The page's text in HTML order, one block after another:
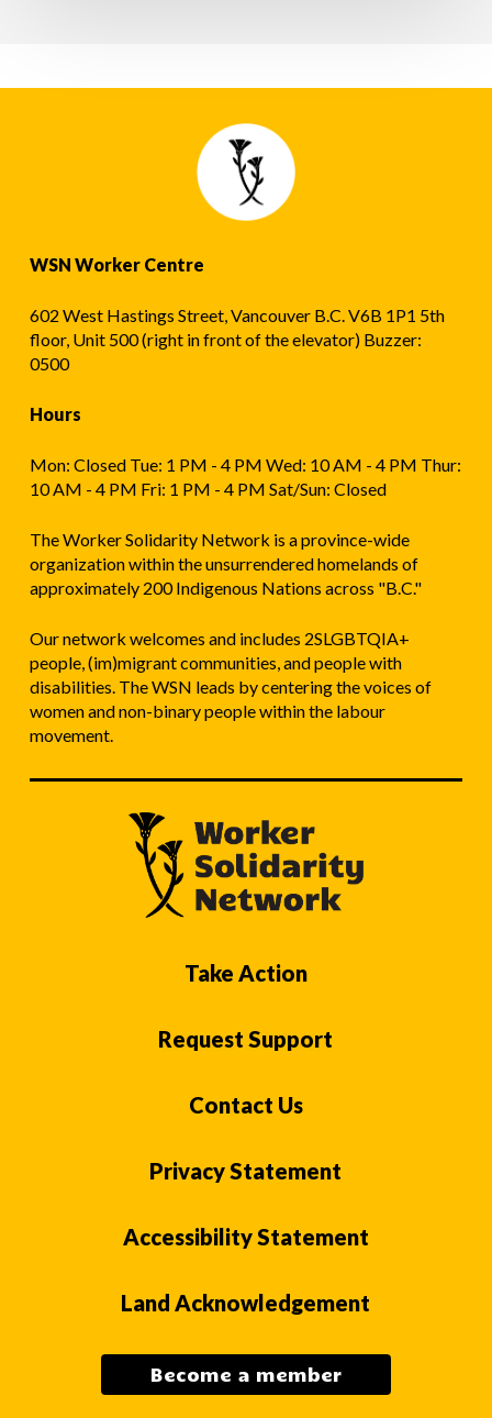
WSN Worker Centre
602 West Hastings Street, Vancouver B.C. V6B 1P1 5th
floor, Unit 500 (right in front of the elevator) Buzzer:
0500
Hours
Mon: Closed Tue: 1 PM - 4 PM Wed: 10 AM - 4 PM Thur:
10 AM - 4 PM Fri: 1 PM - 4 PM Sat/Sun: Closed
The Worker Solidarity Network is a province-wide
organization within the unsurrendered homelands of
approximately 200 Indigenous Nations across "B.C."
Our network welcomes and includes 2SLGBTQIA+
people, (im)migrant communities, and people with
disabilities. The WSN leads by centering the voices of
women and non-binary people within the labour
movement.
Take Action
Request Support
Contact Us
Privacy Statement
Accessibility Statement
Land Acknowledgement
Become a member